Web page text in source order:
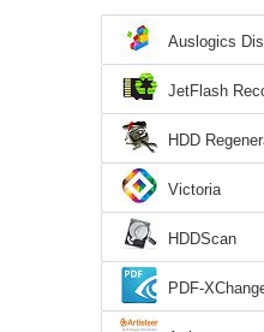
Auslogics
JetFlash
HDD
Victoria
HDDScan
PDF-